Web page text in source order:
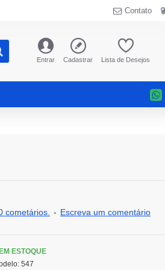
Contato
Entrar Cadastrar Lista de Desejos
cometários. - Escreva um comentário
ESTOQUE
547